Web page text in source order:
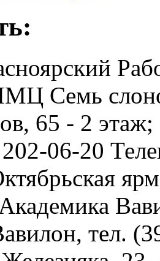
Семь
65 - 2
06-20
тел.